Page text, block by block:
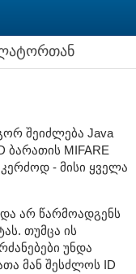
შეიძლება Java
ბარათის MIFARE
- მისი ყველა
არ წარმოადგენს
თუმცა ის
უნდა
მან შესძლოს ID